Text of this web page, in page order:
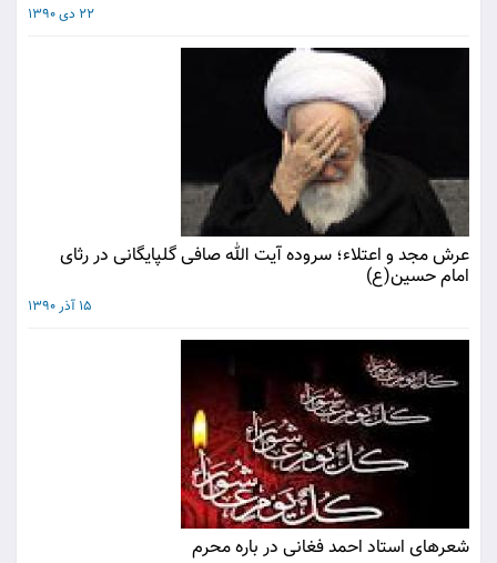
22 دی 1390
عرش مجد و اعتلاء؛ سروده آیت الله صافی گلپایگانی در رثای
امام حسین(ع)
15 آذر 1390
شعرهای استاد احمد فغانی در باره محرم